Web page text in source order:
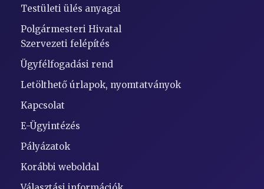
Testületi ülés anyagai
Polgármesteri Hivatal
Szervezeti felépítés
Ügyfélfogadási rend
Letölthető úrlapok, nyomtatványok
Kapcsolat
E-Ügyintézés
Pályázatok
Korábbi weboldal